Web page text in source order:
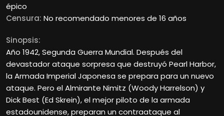
épico
Censura: No recomendado menores de 16 años
Sinopsis:
Año 1942, Segunda Guerra Mundial. Después del
devastador ataque sorpresa que destruyó Pearl Harbor,
la Armada Imperial Japonesa se prepara para un nuevo
ataque. Pero el Almirante Nimitz (Woody Harrelson) y
Dick Best (Ed Skrein), el mejor piloto de la armada
estadounidense, preparan un contraataque al